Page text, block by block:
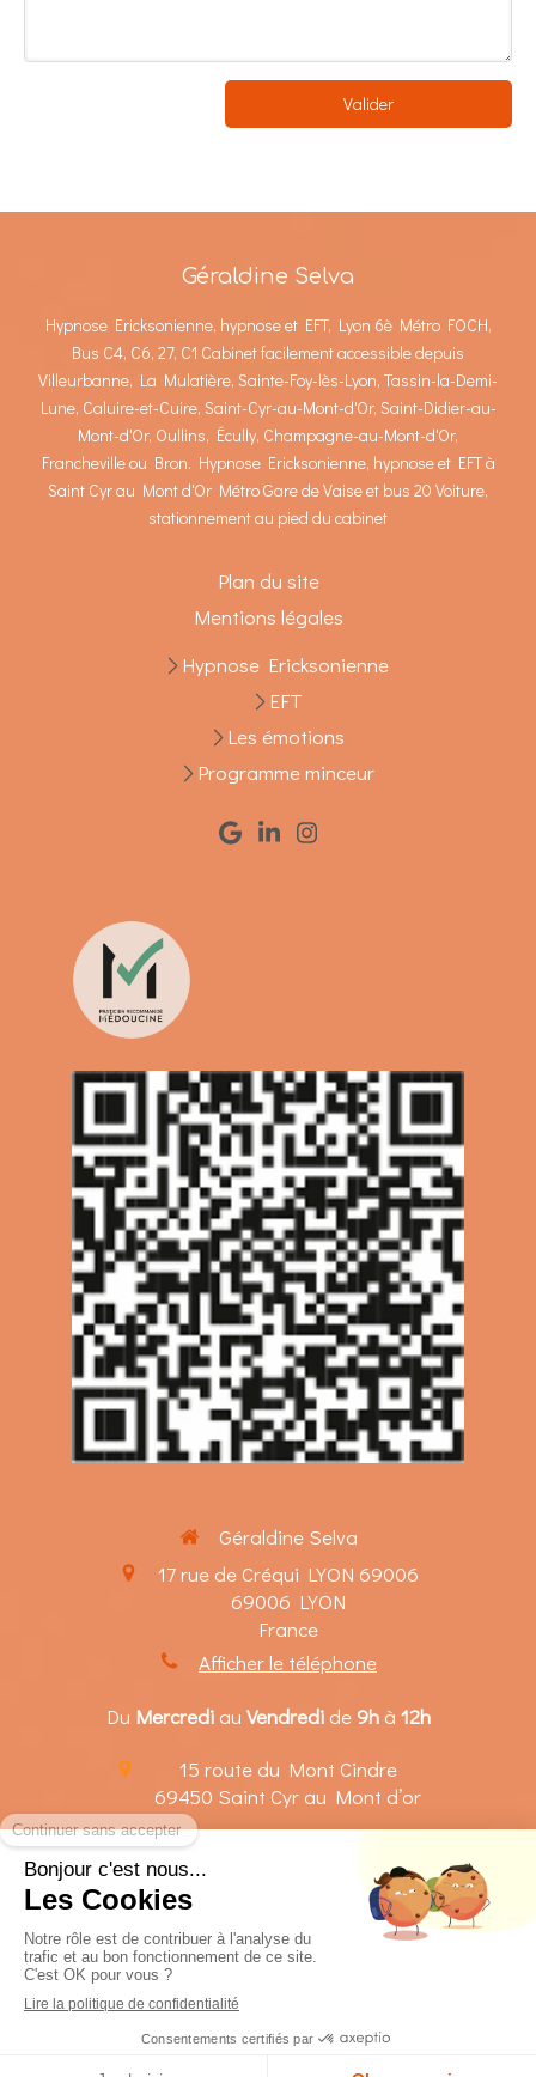
Valider
Géraldine Selva
Hypnose Ericksonienne, hypnose et EFT, Lyon 6è Métro FOCH,
Bus C4, C6, 27, C1 Cabinet facilement accessible depuis
Villeurbanne, La Mulatière, Sainte-Foy-lès-Lyon, Tassin-la-Demi-
Lune, Caluire-et-Cuire, Saint-Cyr-au-Mont-d'Or, Saint-Didier-au-
Mont-d'Or, Oullins, Écully, Champagne-au-Mont-d'Or,
Francheville ou Bron. Hypnose Ericksonienne, hypnose et EFT à
Saint Cyr au Mont d'Or Métro Gare de Vaise et bus 20 Voiture,
stationnement au pied du cabinet
Plan du site
Mentions légales
Hypnose Ericksonienne
EFT
Les émotions
Programme minceur
Géraldine Selva
17 rue de Créqui LYON 69006
69006 LYON
France
Afficher le téléphone
Du Mercrediau Vendredide 9hà 12h
15 route du Mont Cindre
69450 Saint Cyr au Mont d’or
Le
LeMercredi 18h
Création et référencement du site par Simplébo